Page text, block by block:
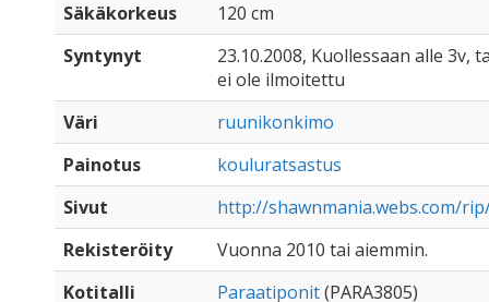
Säkäkorkeus
120 cm
Syntynyt
23.10.2008, Kuollessaan alle 3v,
ei ole ilmoitettu
Väri
ruunikonkimo
Painotus
kouluratsastus
Sivut
http://shawnmania.webs.com/
Rekisteröity
Vuonna 2010 tai aiemmin.
Kotitalli
Paraatiponit(PARA3805)